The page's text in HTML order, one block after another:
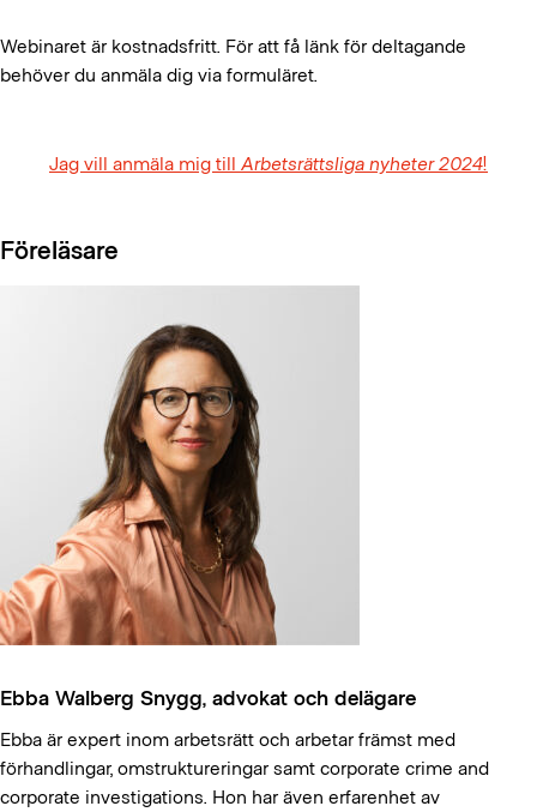
Webinaret är kostnadsfritt. För att få länk för deltagande
behöver du anmäla dig via formuläret.
Jag vill anmäla mig till Arbetsrättsliga nyheter 2024!
Föreläsare
Ebba Walberg Snygg, advokat och delägare
Ebba är expert inom arbetsrätt och arbetar främst med
förhandlingar, omstruktureringar samt corporate crime and
corporate investigations. Hon har även erfarenhet av